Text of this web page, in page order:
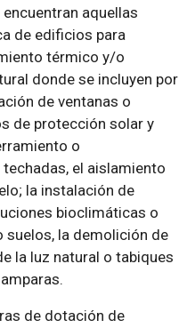
aquellas
de edificios para
térmico y/o
donde se incluyen por
de ventanas o
de protección solar y
o
el aislamiento
la instalación de
bioclimáticas o
suelos, la demolición de
la luz natural o tabiques
de dotación de